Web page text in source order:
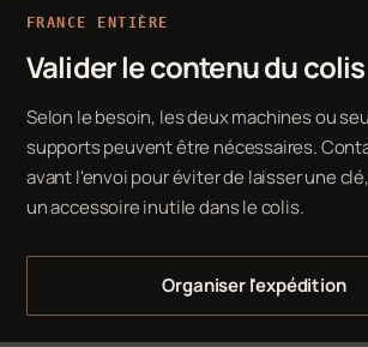
FRANCE ENTIÈRE
Valider le contenu du colis
Selon le besoin, les deux machines ou
supports peuvent être nécessaires.
avant l'envoi pour éviter de laisser une
un accessoire inutile dans le colis.
Organiser l'expédition